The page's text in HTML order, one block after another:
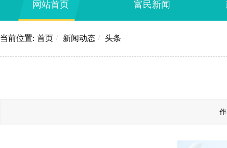
网站首页 富民新闻
当前位置: 首页 / 新闻动态 / 头条